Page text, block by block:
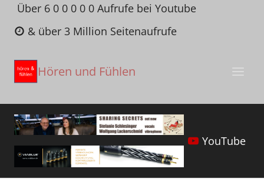
Zum
Inhalt
springen
Über 6 0 0 0 0 0 Aufrufe bei Youtube
& über 3 Million Seitenaufrufe
Hören und Fühlen
YouTube